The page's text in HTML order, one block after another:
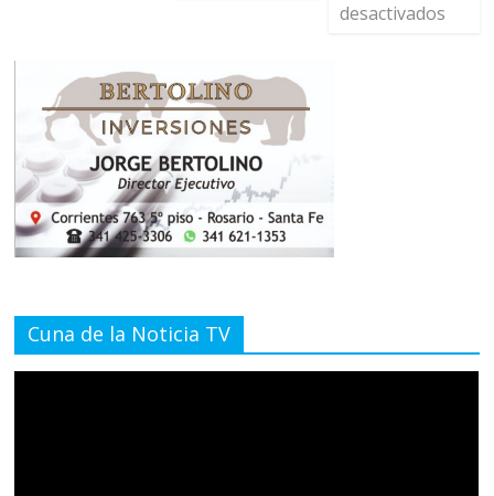
desactivados
Cuna de la Noticia TV